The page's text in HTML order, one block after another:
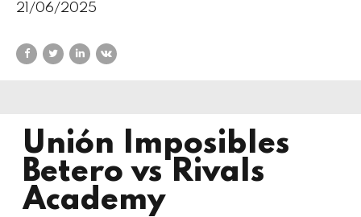
21/06/2025
Unión Imposibles
Betero vs Rivals
Academy